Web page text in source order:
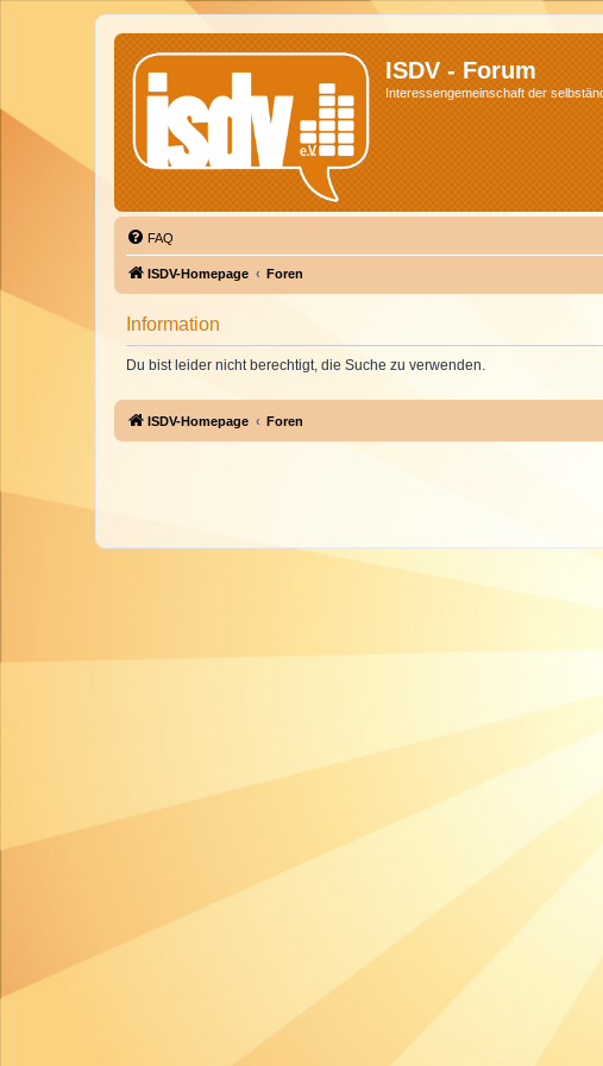
ISDV - Forum
Interessengemeinschaft der
FAQ
ISDV-Homepage Foren
Information
Du bist leider nicht berechtigt, die Suche zu verwenden.
ISDV-Homepage Foren